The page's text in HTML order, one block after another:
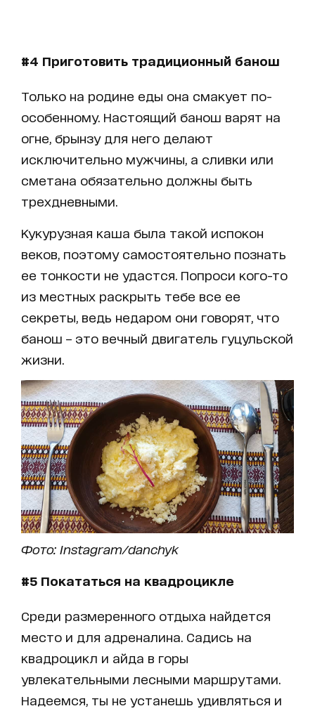
#4 Приготовить традиционный банош
Только на родине еды она смакует по-
особенному. Настоящий банош варят на
огне, брынзу для него делают
исключительно мужчины, а сливки или
сметана обязательно должны быть
трехдневными.
Кукурузная каша была такой испокон
веков, поэтому самостоятельно познать
ее тонкости не удастся. Попроси кого-то
из местных раскрыть тебе все ее
секреты, ведь недаром они говорят, что
банош – это вечный двигатель гуцульской
жизни.
Фото: Instagram/danchyk
#5 Покататься на квадроцикле
Среди размеренного отдыха найдется
место и для адреналина. Садись на
квадроцикл и айда в горы
увлекательными лесными маршрутами.
Надеемся, ты не устанешь удивляться и